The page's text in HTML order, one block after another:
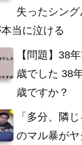
失ったシン
当に泣ける
【問題】38
歳でした 38
歳ですか？
「多分、隣
のマル暴が